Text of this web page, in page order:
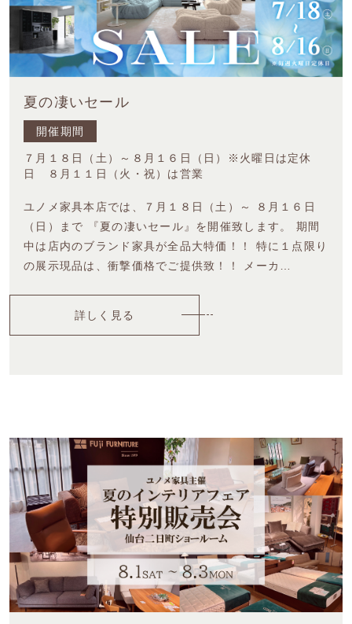
夏の凄いセール
開催期間
７月１８日（土）～８月１６日（日）※火曜日は定休
日 ８月１１日（火・祝）は営業
ユノメ家具本店では、７月１８日（土）～ ８月１６日
（日）まで 『夏の凄いセール』を開催致します。 期間
中は店内のブランド家具が全品大特価！！ 特に１点限り
の展示現品は、衝撃価格でご提供致！！ メーカ…
詳しく見る